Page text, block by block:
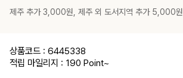
제주 추가 3,000원, 제주 외 도서지역 추가 5,000원
상품코드 : 6445338
적립 마일리지 : 190 Point~